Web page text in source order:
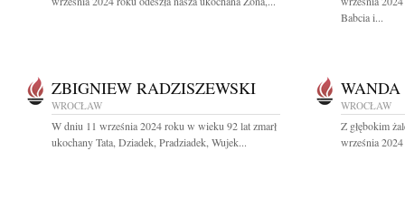
Babcia i...
ZBIGNIEW RADZISZEWSKI
WROCŁAW
W dniu 11 września 2024 roku w wieku 92 lat zmarł
ukochany Tata, Dziadek, Pradziadek, Wujek...
WANDA
WROCŁAW
Z głębokim
września